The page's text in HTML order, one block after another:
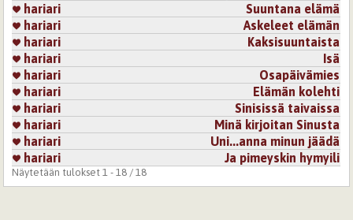
hariari
Suuntana elämä
hariari
Askeleet elämän
hariari
Kaksisuuntaista
hariari
Isä
hariari
Osapäivämies
hariari
Elämän kolehti
hariari
Sinisissä taivaissa
hariari
Minä kirjoitan Sinusta
hariari
Uni...anna minun jäädä
hariari
Ja pimeyskin hymyili
Näytetään tulokset 1 - 18 / 18